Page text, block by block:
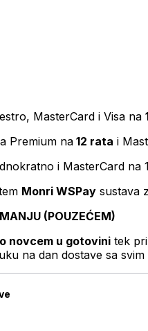
MasterCard i Visa na
Premium na 12 rata i
i MasterCard na
Monri WSPay sustava
(POUZEĆEM)
novcem u gotovini tek
na dan dostave sa svim